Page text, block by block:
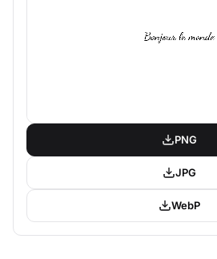
PNG
JPG
WebP